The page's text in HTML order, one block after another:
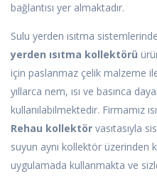
bağlantısı yer almaktadır.
Sulu yerden ısıtma
yerden ısıtma kollektörü
için paslanmaz çelik malzeme
yıllarca nem, ısı ve basınca
kullanılabilmektedir. Firmamız
Rehau kollektör vasıtasıyla
suyun aynı kollektör üzerinden
uygulamada kullanmakta ve